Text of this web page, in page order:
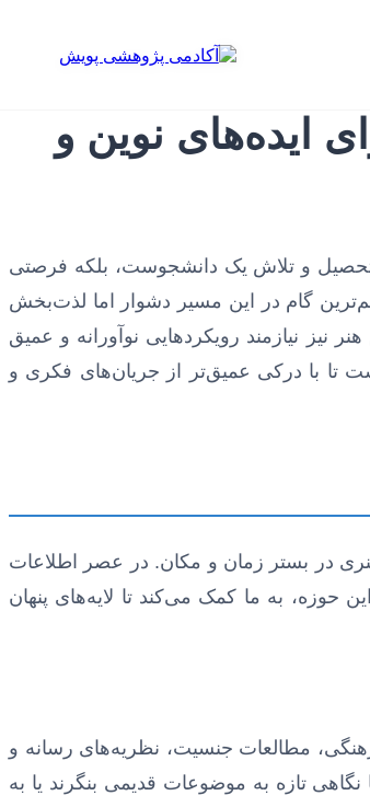
ایده‌های نوین و
تحصیل و تلاش یک دانشجوست، بلکه فرصتی
گام در این مسیر دشوار اما لذت‌بخش
نیازمند رویکردهایی نوآورانه و عمیق
تا با درکی عمیق‌تر از جریان‌های فکری و
در بستر زمان و مکان. در عصر اطلاعات
به ما کمک می‌کند تا لایه‌های پنهان
مطالعات جنسیت، نظریه‌های رسانه و
تازه به موضوعات قدیمی بنگرند یا به